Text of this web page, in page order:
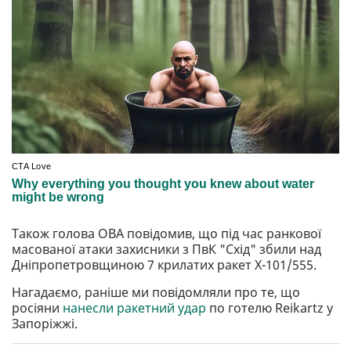
Також голова ОВА повідомив, що під час ранкової
масованої атаки захисники з ПвК "Схід" збили над
Дніпропетровщиною 7 крилатих ракет Х-101/555.
Нагадаємо, раніше ми повідомляли про те, що
росіяни нанесли ракетний удар по готелю Reikartz у
Запоріжжі.